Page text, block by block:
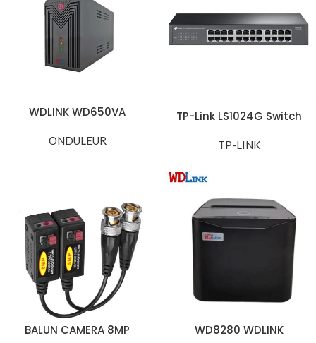
WDLINK WD650VA
ONDULEUR
TP-Link LS1024G Switch
Ethernet
TP-LINK
BALUN CAMERA 8MP
WD8280 WDLINK